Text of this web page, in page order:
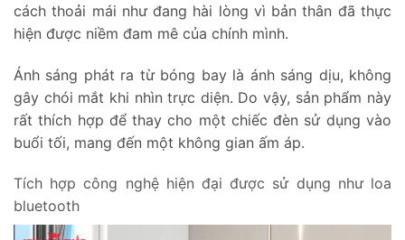
cách thoải mái như đang hài lòng vì bản thân đã thực
hiện được niềm đam mê của chính mình.
Ánh sáng phát ra từ bóng bay là ánh sáng dịu, không
gây chói mắt khi nhìn trực diện. Do vậy, sản phẩm này
rất thích hợp để thay cho một chiếc đèn sử dụng vào
buổi tối, mang đến một không gian ấm áp.
Tích hợp công nghệ hiện đại được sử dụng như loa
bluetooth